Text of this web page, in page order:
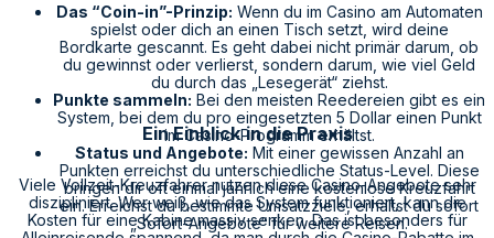
Das “Coin-in”-Prinzip: Wenn du im Casino am Automaten
spielst oder dich an einen Tisch setzt, wird deine
Bordkarte gescannt. Es geht dabei nicht primär darum, ob
du gewinnst oder verlierst, sondern darum, wie viel Geld
du durch das „Lesegerät“ ziehst.
Punkte sammeln: Bei den meisten Reedereien gibt es ein
System, bei dem du pro eingesetzten 5 Dollar einen Punkt
im Casino-Programm erhältst.
Status und Angebote: Mit einer gewissen Anzahl an
Punkten erreichst du unterschiedliche Status-Level. Diese
bringen dir oft einmal jährlich eine kostenlose Kreuzfahrt
ein. Erreichst du bestimmte Umsatzziele, erhältst du sofort
„Sofort-Angebote“ für weitere Reisen.
Ein Einblick in die Praxis
Viele Vollzeit-Kreuzfahrer nutzen diese Casino-Angebote sehr
diszipliniert. Wer weiß, wie das System funktioniert, kann die
Kosten für eine Kabine massiv senken. Das ist besonders für